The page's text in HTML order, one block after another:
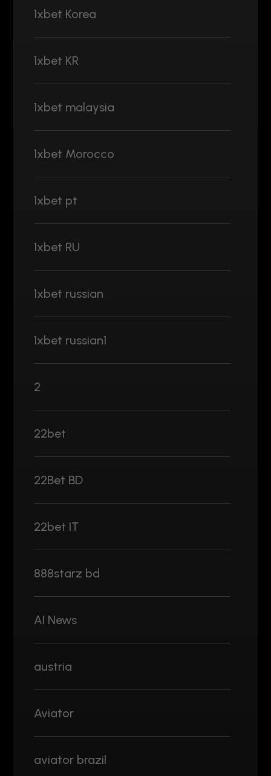
1xbet Korea
1xbet KR
1xbet malaysia
1xbet Morocco
1xbet pt
1xbet RU
1xbet russian
1xbet russian1
2
22bet
22Bet BD
22bet IT
888starz bd
AI News
austria
Aviator
aviator brazil